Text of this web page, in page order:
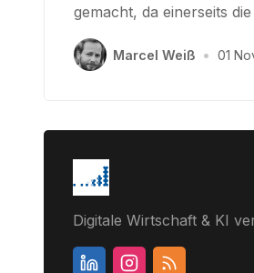
gemacht, da einerseits
Marcel Weiß • 01
Digitale Wirtschaft & KI